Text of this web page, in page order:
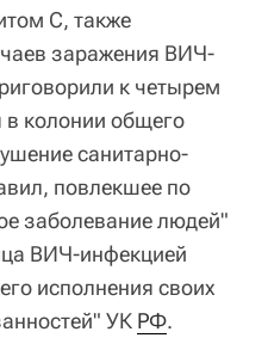
С, также
заражения ВИЧ-
к четырем
колонии общего
санитарно-
повлекшее по
заболевание людей"
ВИЧ-инфекцией
исполнения своих
УК РФ.